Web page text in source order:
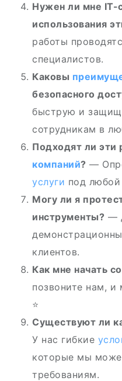
Нужен ли мне IT-
использования
работы
специалистов.
Каковы
безопасного
быструю и
сотрудникам в
Подходят ли
компаний? —
услуги под любой
Могу ли я
инструменты? —
клиентов.
Как мне начать
позвоните нам,
⭐
Существуют ли
У нас гибкие
которые мы
требованиям.